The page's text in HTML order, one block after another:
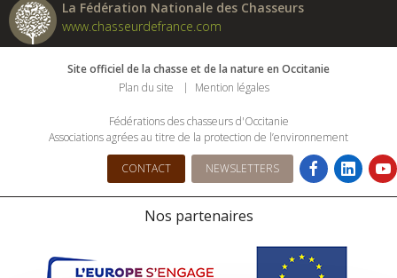
La Fédération Nationale des Chasseurs
www.chasseurdefrance.com
Site officiel de la chasse et de la nature en Occitanie
Plan du site
Mention légales
Fédérations des chasseurs d'Occitanie
Associations agrées au titre de la protection de l’environnement
CONTACT NEWSLETTERS
Nos partenaires